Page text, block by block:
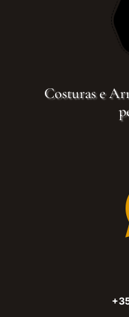
Costuras e